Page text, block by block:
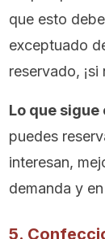
que esto
exceptuado
reservado,
Lo que
puedes
interesan,
demanda y
5.